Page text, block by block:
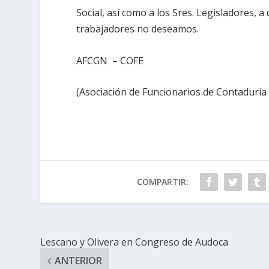
Social, así como a los Sres. Legisladores,
trabajadores no deseamos.
AFCGN – COFE
(Asociación de Funcionarios de
COMPARTIR:
Lescano y Olivera en Congreso de Audoca
ANTERIOR